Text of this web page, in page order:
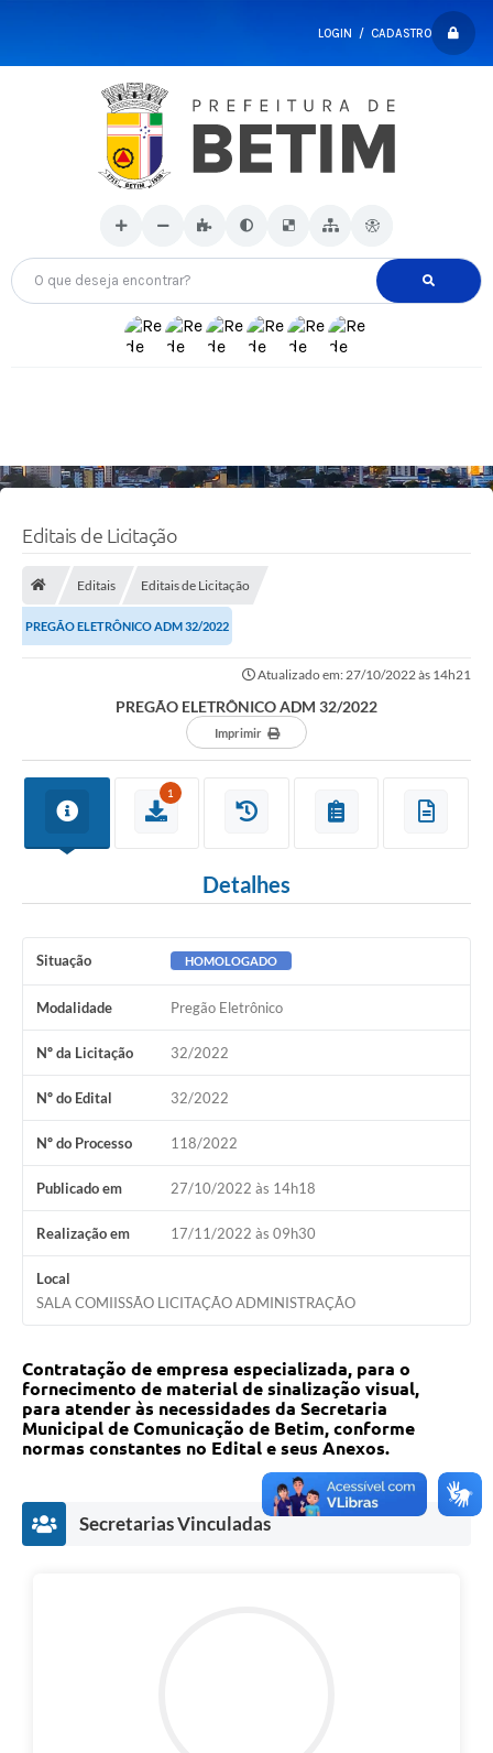
LOGIN / CADASTRO
O que deseja encontrar?
Editais de Licitação
Editais Editais de Licitação
PREGÃO ELETRÔNICO ADM 32/2022
Atualizado em: 27/10/2022 às 14h21
PREGÃO ELETRÔNICO ADM 32/2022
Imprimir
1
Detalhes
Situação HOMOLOGADO
Modalidade Pregão Eletrônico
Nº da Licitação 32/2022
Nº do Edital 32/2022
Nº do Processo 118/2022
Publicado em 27/10/2022 às 14h18
Realização em 17/11/2022 às 09h30
Local
SALA COMIISSÃO LICITAÇÃO ADMINISTRAÇÃO
Contratação de empresa especializada, para o
fornecimento de material de sinalização visual,
para atender às necessidades da Secretaria
Municipal de Comunicação de Betim, conforme
normas constantes no Edital e seus Anexos.
Secretarias Vinculadas